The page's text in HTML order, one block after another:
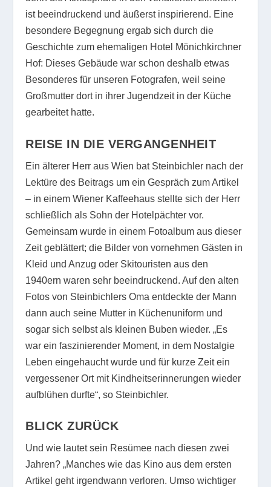
ist beeindruckend und äußerst inspirierend. Eine
besondere Begegnung ergab sich durch die
Geschichte zum ehemaligen Hotel Mönichkirchner
Hof: Dieses Gebäude war schon deshalb etwas
Besonderes für unseren Fotografen, weil seine
Großmutter dort in ihrer Jugendzeit in der Küche
gearbeitet hatte.
REISE IN DIE VERGANGENHEIT
Ein älterer Herr aus Wien bat Steinbichler nach der
Lektüre des Beitrags um ein Gespräch zum Artikel
– in einem Wiener Kaffeehaus stellte sich der Herr
schließlich als Sohn der Hotelpächter vor.
Gemeinsam wurde in einem Fotoalbum aus dieser
Zeit geblättert; die Bilder von vornehmen Gästen in
Kleid und Anzug oder Skitouristen aus den
1940ern waren sehr beeindruckend. Auf den alten
Fotos von Steinbichlers Oma entdeckte der Mann
dann auch seine Mutter in Küchenuniform und
sogar sich selbst als kleinen Buben wieder. „Es
war ein faszinierender Moment, in dem Nostalgie
Leben eingehaucht wurde und für kurze Zeit ein
vergessener Ort mit Kindheitserinnerungen wieder
aufblühen durfte“, so Steinbichler.
BLICK ZURÜCK
Und wie lautet sein Resümee nach diesen zwei
Jahren? „Manches wie das Kino aus dem ersten
Artikel geht irgendwann verloren. Umso wichtiger